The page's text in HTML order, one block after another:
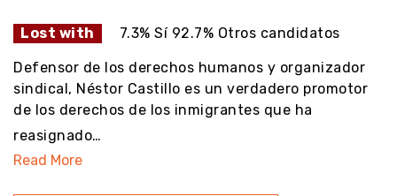
Lost with 7.3% Sí 92.7% Otros candidatos
Defensor de los derechos humanos y organizador
sindical, Néstor Castillo es un verdadero promotor
de los derechos de los inmigrantes que ha
reasignado…
Read More